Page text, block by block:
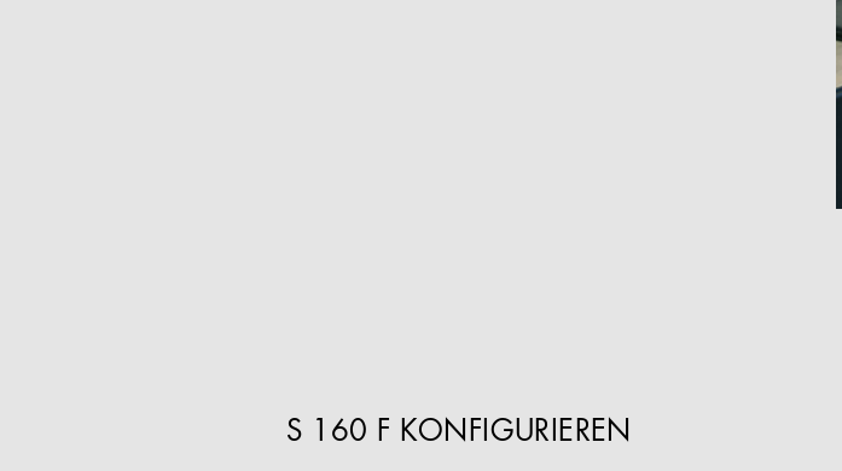
S 160 F KONFIGURIEREN